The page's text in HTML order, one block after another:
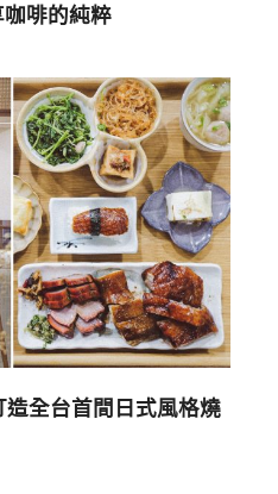
啡的純粹
全台首間日式風格燒